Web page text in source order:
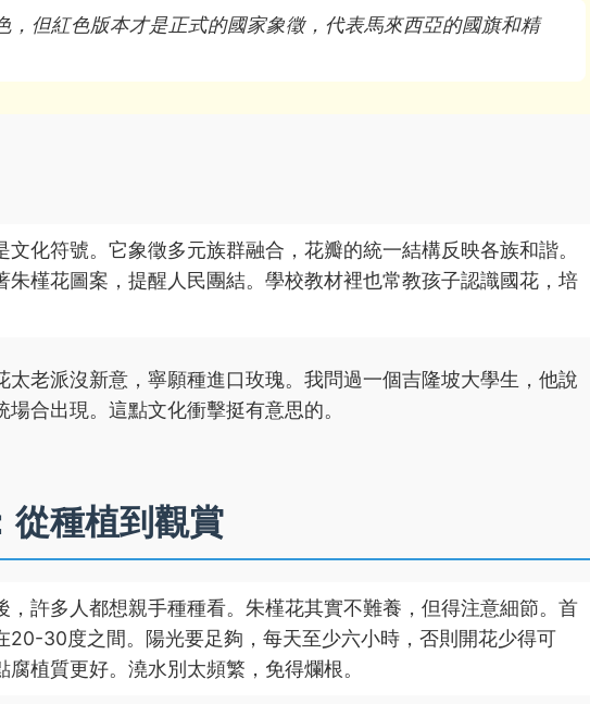
，但紅色版本才是正式的國家象徵，代表馬來西亞的國旗和精
化符號。它象徵多元族群融合，花瓣的統一結構反映各族和諧。
朱槿花圖案，提醒人民團結。學校教材裡也常教孩子認識國花，培
老派沒新意，寧願種進口玫瑰。我問過一個吉隆坡大學生，他說
合出現。這點文化衝擊挺有意思的。
從種植到觀賞
，許多人都想親手種種看。朱槿花其實不難養，但得注意細節。首
20-30度之間。陽光要足夠，每天至少六小時，否則開花少得可
植質更好。澆水別太頻繁，免得爛根。